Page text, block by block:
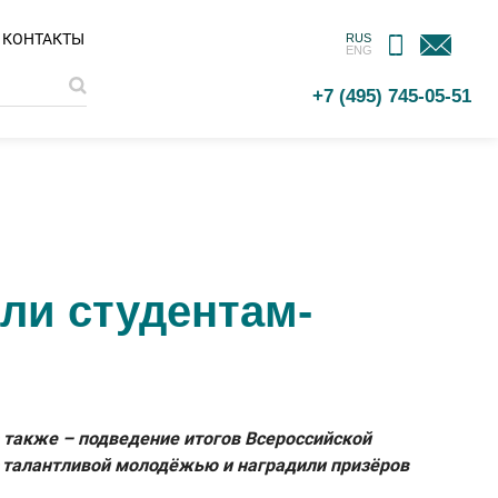
КОНТАКТЫ
RUS
ENG
МОБИЛЬНОЕ
ПРИЛОЖЕНИЕ
ОБРАТНАЯ
СВЯЗЬ
+7 (495) 745-05-51
студентам-
– подведение итогов Всероссийской
молодёжью и наградили призёров